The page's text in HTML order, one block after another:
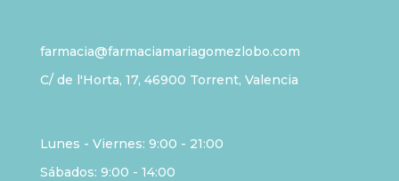
farmacia@farmaciamariagomezlobo.com
C/ de l'Horta, 17, 46900 Torrent, Valencia
Lunes - Viernes: 9:00 - 21:00
Sábados: 9:00 - 14:00